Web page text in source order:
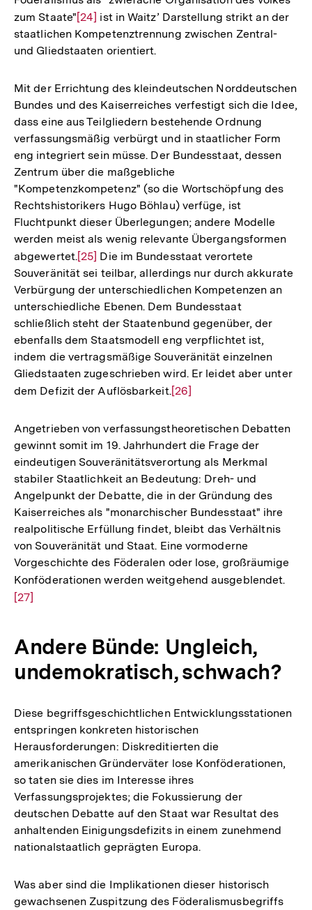
zum Staate"Zur
Auflösung
der
[24] ist in Waitz’ Darstellung strikt an der
staatlichen Kompetenztrennung zwischen Zentral-
und Gliedstaaten orientiert.
Mit der Errichtung des kleindeutschen Norddeutschen
Bundes und des Kaiserreiches verfestigt sich die Idee,
dass eine aus Teilgliedern bestehende Ordnung
verfassungsmäßig verbürgt und in staatlicher Form
eng integriert sein müsse. Der Bundesstaat, dessen
Zentrum über die maßgebliche
"Kompetenzkompetenz" (so die Wortschöpfung des
Rechtshistorikers Hugo Böhlau) verfüge, ist
Fluchtpunkt dieser Überlegungen; andere Modelle
werden meist als wenig relevante Übergangsformen
abgewertet.Zur
Auflösung
der
Fußnote
[25] Die im Bundesstaat verortete
Souveränität sei teilbar, allerdings nur durch akkurate
Verbürgung der unterschiedlichen Kompetenzen an
unterschiedliche Ebenen. Dem Bundesstaat
schließlich steht der Staatenbund gegenüber, der
ebenfalls dem Staatsmodell eng verpflichtet ist,
indem die vertragsmäßige Souveränität einzelnen
Gliedstaaten zugeschrieben wird. Er leidet aber unter
dem Defizit der Auflösbarkeit.Zur
der
Fußnote
[26]
Angetrieben von verfassungstheoretischen Debatten
gewinnt somit im 19. Jahrhundert die Frage der
eindeutigen Souveränitätsverortung als Merkmal
stabiler Staatlichkeit an Bedeutung: Dreh- und
Angelpunkt der Debatte, die in der Gründung des
Kaiserreiches als "monarchischer Bundesstaat" ihre
realpolitische Erfüllung findet, bleibt das Verhältnis
von Souveränität und Staat. Eine vormoderne
Vorgeschichte des Föderalen oder lose, großräumige
Konföderationen werden weitgehend ausgeblendet.
[27]
Andere Bünde: Ungleich,
undemokratisch, schwach?
Diese begriffsgeschichtlichen Entwicklungsstationen
entspringen konkreten historischen
Herausforderungen: Diskreditierten die
amerikanischen Gründerväter lose Konföderationen,
so taten sie dies im Interesse ihres
Verfassungsprojektes; die Fokussierung der
deutschen Debatte auf den Staat war Resultat des
anhaltenden Einigungsdefizits in einem zunehmend
nationalstaatlich geprägten Europa.
Was aber sind die Implikationen dieser historisch
gewachsenen Zuspitzung des Föderalismusbegriffs